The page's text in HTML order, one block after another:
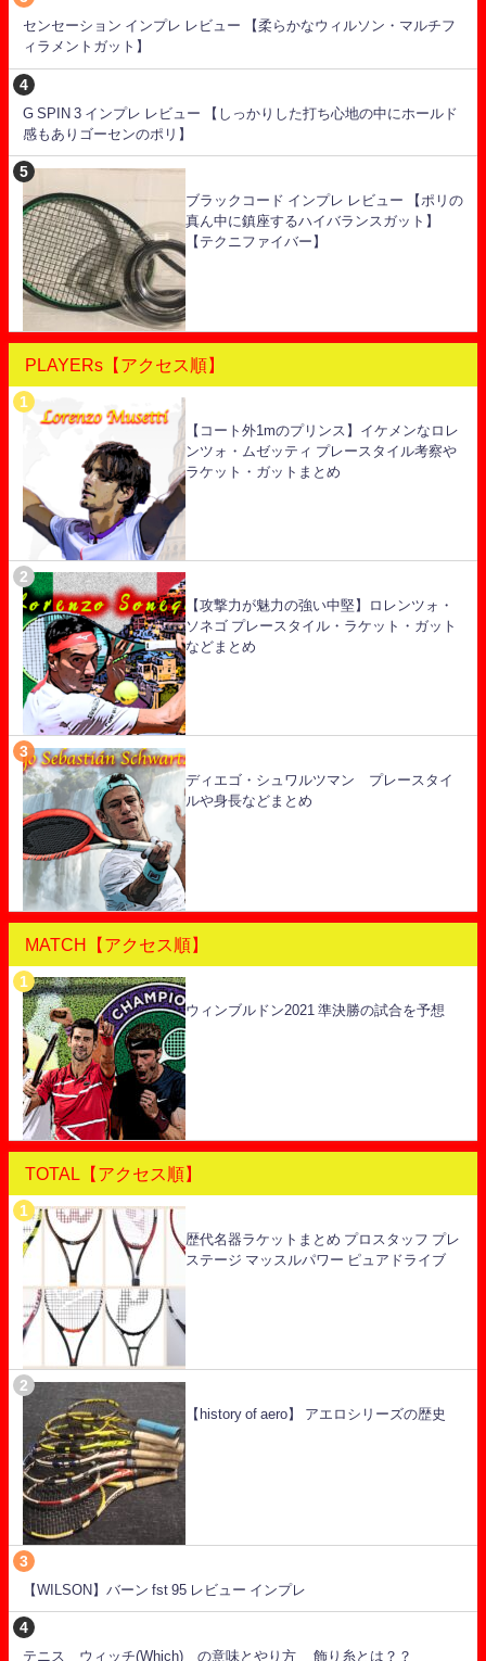
センセーション インプレ レビュー 【柔らかなウィルソン・マルチフ
ィラメントガット】
G SPIN 3 インプレ レビュー 【しっかりした打ち心地の中にホールド
感もありゴーセンのポリ】
ブラックコード インプレ レビュー 【ポリの
真ん中に鎮座するハイバランスガット】
【テクニファイバー】
PLAYERs【アクセス順】
【コート外1mのプリンス】イケメンなロレ
ンツォ・ムゼッティ プレースタイル考察や
ラケット・ガットまとめ
【攻撃力が魅力の強い中堅】ロレンツォ・
ソネゴ プレースタイル・ラケット・ガット
などまとめ
ディエゴ・シュワルツマン プレースタイ
ルや身長などまとめ
MATCH【アクセス順】
ウィンブルドン2021 準決勝の試合を予想
TOTAL【アクセス順】
歴代名器ラケットまとめ プロスタッフ プレ
ステージ マッスルパワー ピュアドライブ
【history of aero】 アエロシリーズの歴史
【WILSON】バーン fst 95 レビュー インプレ
テニス ウィッチ(Which) の意味とやり方 飾り糸とは？？